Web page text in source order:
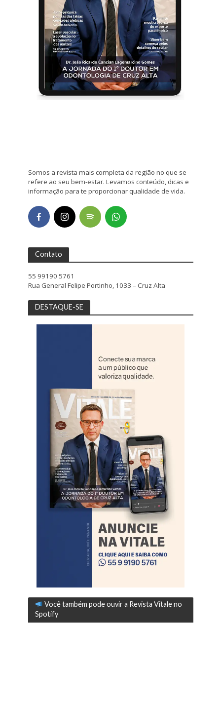
Somos a revista mais completa da região no que se
refere ao seu bem-estar. Levamos conteúdo, dicas e
informação para te proporcionar qualidade de vida.
Contato
55 99190 5761
Rua General Felipe Portinho, 1033 – Cruz Alta
DESTAQUE-SE
Você também pode ouvir a Revista Vitale no
Spotify